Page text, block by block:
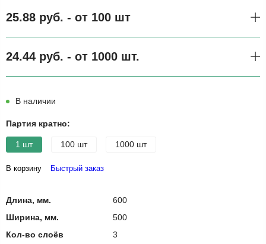
25.88 руб. - от 100 шт
24.44 руб. - от 1000 шт.
В наличии
Партия кратно:
1 шт 100 шт 1000 шт
В корзину Быстрый заказ
Длина, мм.
600
Ширина, мм.
500
Кол-во слоёв
3